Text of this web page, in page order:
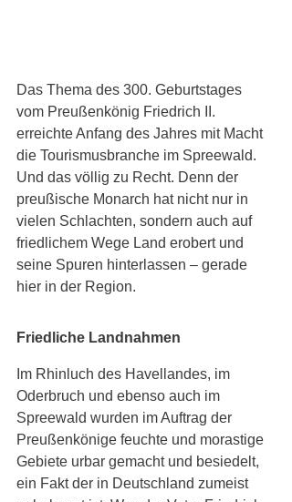
Das Thema des 300. Geburtstages
vom Preußenkönig Friedrich II.
erreichte Anfang des Jahres mit Macht
die Tourismusbranche im Spreewald.
Und das völlig zu Recht. Denn der
preußische Monarch hat nicht nur in
vielen Schlachten, sondern auch auf
friedlichem Wege Land erobert und
seine Spuren hinterlassen – gerade
hier in der Region.
Friedliche Landnahmen
Im Rhinluch des Havellandes, im
Oderbruch und ebenso auch im
Spreewald wurden im Auftrag der
Preußenkönige feuchte und morastige
Gebiete urbar gemacht und besiedelt,
ein Fakt der in Deutschland zumeist